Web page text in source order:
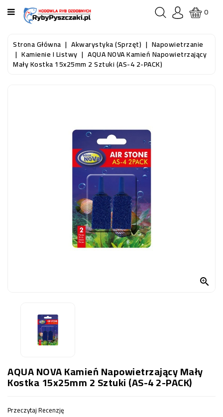
KATEGORIA
STRONA
GŁÓWNA
0
Strona Główna Akwarystyka (sprzęt) Napowietrzanie
Kamienie I Listwy AQUA NOVA Kamień Napowietrzający
Mały Kostka 15x25mm 2 Sztuki (AS-4 2-PACK)

AQUA NOVA Kamień Napowietrzający Mały
Kostka 15x25mm 2 Sztuki (AS-4 2-PACK)
Przeczytaj Recenzję